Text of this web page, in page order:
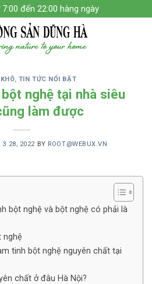
đến 22:00 hàng ngày
, TIN TỨC NỔI BẬT
nghệ tại nhà siêu
làm được
3 28, 2022 BY ROOT@WEBUX.VN
bột nghệ và bột nghệ có phải là
nghệ
tinh bột nghệ nguyên chất tại
chất ở đâu Hà Nội?